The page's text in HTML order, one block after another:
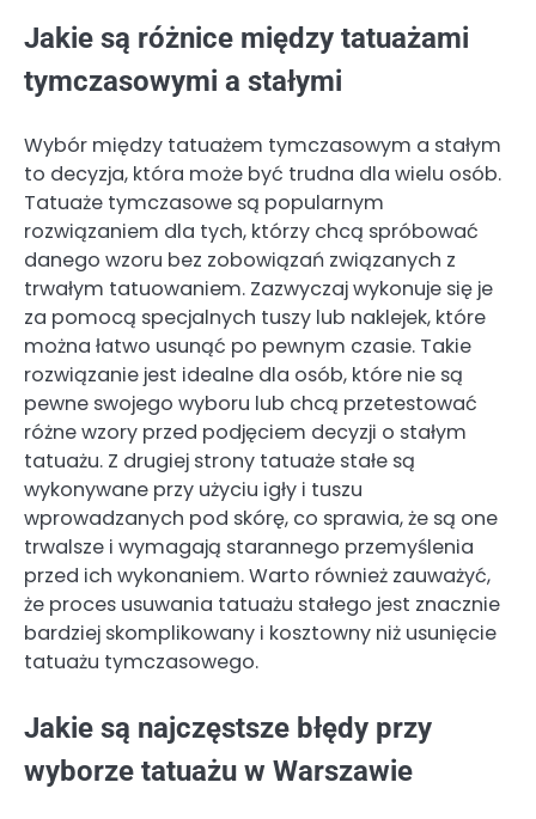
Jakie są różnice między tatuażami
tymczasowymi a stałymi
Wybór między tatuażem tymczasowym a stałym
to decyzja, która może być trudna dla wielu osób.
Tatuaże tymczasowe są popularnym
rozwiązaniem dla tych, którzy chcą spróbować
danego wzoru bez zobowiązań związanych z
trwałym tatuowaniem. Zazwyczaj wykonuje się je
za pomocą specjalnych tuszy lub naklejek, które
można łatwo usunąć po pewnym czasie. Takie
rozwiązanie jest idealne dla osób, które nie są
pewne swojego wyboru lub chcą przetestować
różne wzory przed podjęciem decyzji o stałym
tatuażu. Z drugiej strony tatuaże stałe są
wykonywane przy użyciu igły i tuszu
wprowadzanych pod skórę, co sprawia, że są one
trwalsze i wymagają starannego przemyślenia
przed ich wykonaniem. Warto również zauważyć,
że proces usuwania tatuażu stałego jest znacznie
bardziej skomplikowany i kosztowny niż usunięcie
tatuażu tymczasowego.
Jakie są najczęstsze błędy przy
wyborze tatuażu w Warszawie